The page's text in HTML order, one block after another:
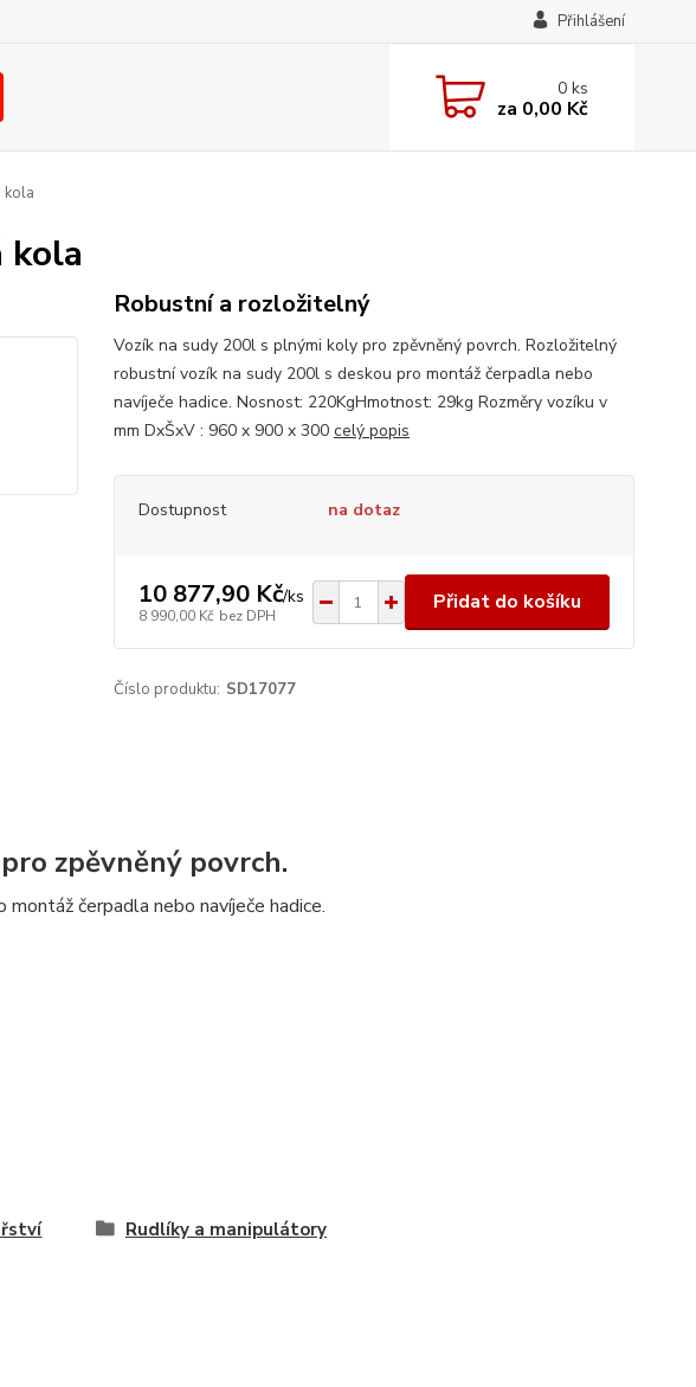
Přihlášení
0ks
za 0,00 Kč
kola
kola
Robustní a rozložitelný
Vozík na sudy 200l s plnými koly pro zpěvněný povrch. Rozložitelný
robustní vozík na sudy 200l s deskou pro montáž čerpadla nebo
navíječe hadice. Nosnost: 220KgHmotnost: 29kg Rozměry vozíku v
mm DxŠxV : 960 x 900 x 300 celý popis
Dostupnost na dotaz
10 877,90 Kč/ks
8 990,00 Kč bez DPH
Přidat do košíku
Číslo produktu: SD17077
zpěvněný povrch.
čerpadla nebo navíječe hadice.
Rudlíky a manipulátory